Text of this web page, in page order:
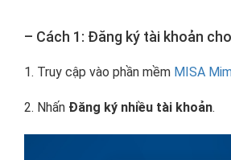
– Cách 1: Đăng ký tài khoản
1. Truy cập vào phần mềm MISA
2. Nhấn Đăng ký nhiều tài khoản.